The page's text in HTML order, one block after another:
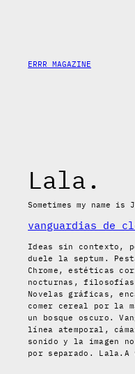
ERRR MAGAZINE
Lala.
Sometimes my name is
vanguardias de
Ideas sin contexto,
duele la septum.
Chrome, estéticas
nocturnas, filosofías
Novelas gráficas,
comer cereal por la
un bosque oscuro.
línea atemporal,
sonido y la imagen no
por separado. Lala.A